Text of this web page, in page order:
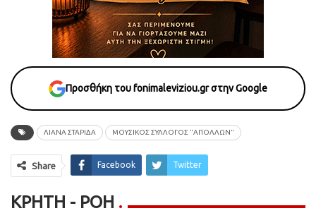
Προσθήκη του fonimaleviziou.gr στην Google
ΛΙΑΝΑ ΣΤΑΡΙΔΑ ΜΟΥΣΙΚΟΣ ΣΥΛΛΟΓΟΣ "ΑΠΟΛΛΩΝ"
Share Facebook Twitter
ΚΡΉΤΗ - ΡΟΗ